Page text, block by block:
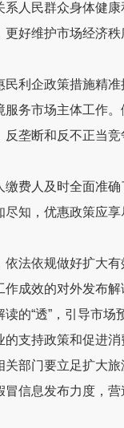
人民群众身体健
好维护市场经济秩
利企政策措施精
务市场主体工作
反垄断和反不正当
费人及时全面准
知，优惠政策应
法依规做好扩大
成效的对外发布解
读的“透” ，引导市场
支持政策和促进
部门要立足扩大
信息发布力度，营